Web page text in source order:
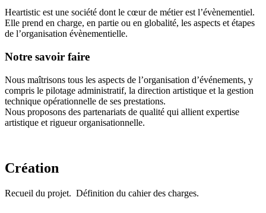
Heartistic est une société dont le cœur de métier est l’évènementiel.
Elle prend en charge, en partie ou en globalité, les aspects et étapes
de l’organisation évènementielle.
Notre savoir faire
Nous maîtrisons tous les aspects de l’organisation d’événements, y
compris le pilotage administratif, la direction artistique et la gestion
technique opérationnelle de ses prestations.
Nous proposons des partenariats de qualité qui allient expertise
artistique et rigueur organisationnelle.
Création
Recueil du projet. Définition du cahier des charges.